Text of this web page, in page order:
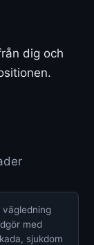
dig och
vägledning
med
sjukdom